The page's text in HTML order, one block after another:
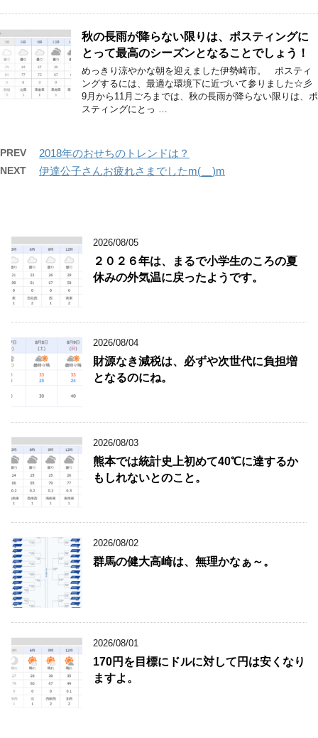
秋の長雨が降らない限りは、ポスティングに
とって最高のシーズンとなることでしょう！
めっきり涼やかな朝を迎えました伊勢崎市。 ポスティ
ングするには、最適な環境下に近づいて参りました☆彡
9月から11月ごろまでは、秋の長雨が降らない限りは、ポ
スティングにとっ …
PREV 2018年のおせちのトレンドは？
NEXT 伊達公子さんお疲れさまでしたm(__)m
2026/08/05
２０２６年は、まるで小学生のころの夏
休みの外気温に戻ったようです。
2026/08/04
財源なき減税は、必ずや次世代に負担増
となるのにね。
2026/08/03
熊本では統計史上初めて40℃に達するか
もしれないとのこと。
2026/08/02
群馬の健大高崎は、無理かなぁ～。
2026/08/01
170円を目標にドルに対して円は安くなり
ますよ。